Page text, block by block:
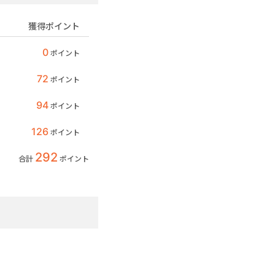
獲得ポイント
0 ポイント
72 ポイント
94 ポイント
126 ポイント
合計 292 ポイント